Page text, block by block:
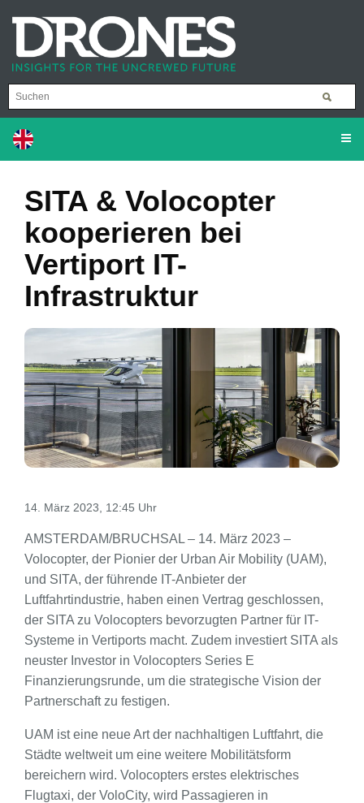
SITA & Volocopter
kooperieren bei
Vertiport IT-
Infrastruktur
14. März 2023, 12:45 Uhr
AMSTERDAM/BRUCHSAL – 14. März 2023 –
Volocopter, der Pionier der Urban Air Mobility (UAM),
und SITA, der führende IT-Anbieter der
Luftfahrtindustrie, haben einen Vertrag geschlossen,
der SITA zu Volocopters bevorzugten Partner für IT-
Systeme in Vertiports macht. Zudem investiert SITA als
neuster Investor in Volocopters Series E
Finanzierungsrunde, um die strategische Vision der
Partnerschaft zu festigen.
UAM ist eine neue Art der nachhaltigen Luftfahrt, die
Städte weltweit um eine weitere Mobilitätsform
bereichern wird. Volocopters erstes elektrisches
Flugtaxi, der VoloCity, wird Passagieren in